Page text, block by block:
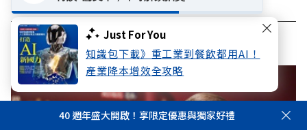
Just For You
知識包下載》重工業到餐飲都用AI！
產業降本增效全攻略
看此文章的人也看了..
40 週年盛大開啟！享限定優惠與獨家好禮